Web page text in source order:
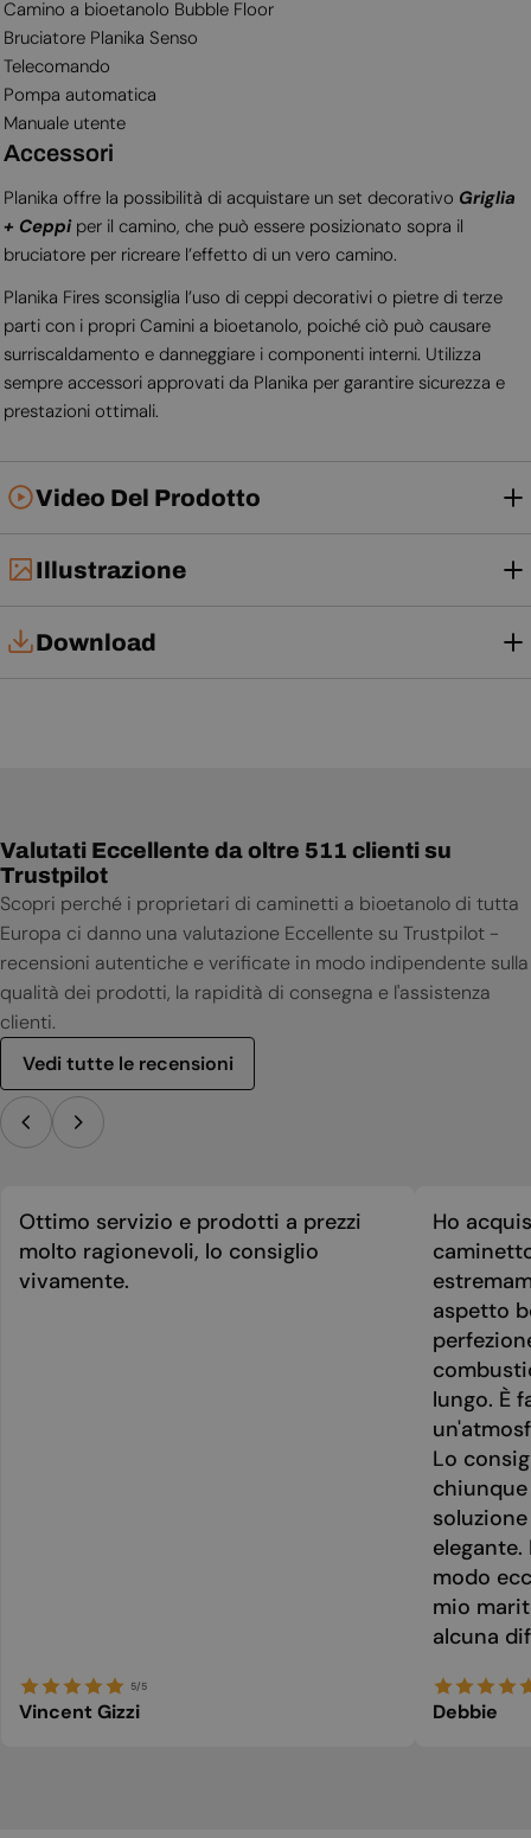
Camino a bioetanolo Bubble Floor
Bruciatore Planika Senso
Telecomando
Pompa automatica
Manuale utente
Accessori
Planika offre la possibilità di acquistare un set decorativo Griglia
+ Ceppiper il camino, che può essere posizionato sopra il
bruciatore per ricreare l’effetto di un vero camino.
Planika Fires sconsiglia l’uso di ceppi decorativi o pietre di terze
parti con i propri Camini a bioetanolo, poiché ciò può causare
surriscaldamento e danneggiare i componenti interni. Utilizza
sempre accessori approvati da Planika per garantire sicurezza e
prestazioni ottimali.
Video Del Prodotto
Illustrazione
Download
Scheda tecnica
Valutati Eccellente da oltre 511 clienti su
Trustpilot
Scopri perché i proprietari di caminetti a bioetanolo di tutta
Europa ci danno una valutazione Eccellente su Trustpilot -
recensioni autentiche e verificate in modo indipendente sulla
qualità dei prodotti, la rapidità di consegna e l'assistenza
clienti.
Vedi tutte le recensioni
Ottimo servizio e prodotti a prezzi
molto ragionevoli, lo consiglio
vivamente.
5/5
Vincent Gizzi
Ho
aspetto
lungo. È
Lo
modo
mio
alcuna
Debbie